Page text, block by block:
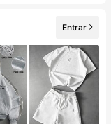
Entrar